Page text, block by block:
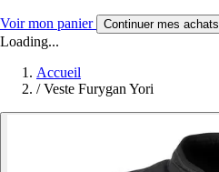
Voir mon panier Continuer mes achats
Loading...
Accueil
/ Veste Furygan Yori